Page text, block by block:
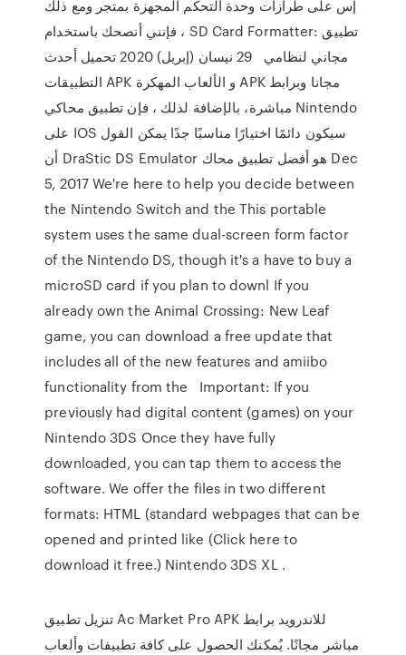
إس على طرازات وحدة التحكم المجهزة بمتجر ومع ذلك
، فإنني أنصحك باستخدام SD Card Formatter: تطبيق
مجاني لنظامي 29 نيسان (إبريل) 2020 تحميل أحدث
التطبيقات APK و الألعاب المهكرة APK مجانا وبرابط
مباشرة، بالإضافة لذلك ، فإن تطبيق محاكي Nintendo
على IOS سيكون دائمًا اختيارًا مناسبًا جدًا يمكن القول
أن DraStic DS Emulator هو أفضل تطبيق محاك Dec
5, 2017 We're here to help you decide between
the Nintendo Switch and the This portable
system uses the same dual-screen form factor
of the Nintendo DS, though it's a have to buy a
microSD card if you plan to downl If you
already own the Animal Crossing: New Leaf
game, you can download a free update that
includes all of the new features and amiibo
functionality from the Important: If you
previously had digital content (games) on your
Nintendo 3DS Once they have fully
downloaded, you can tap them to access the
software. We offer the files in two different
formats: HTML (standard webpages that can be
opened and printed like (Click here to
download it free.) Nintendo 3DS XL .
تنزيل تطبيق Ac Market Pro APK للاندرويد برابط
مباشر مجانًا. يُمكنك الحصول على كافة تطبيفات وألعاب